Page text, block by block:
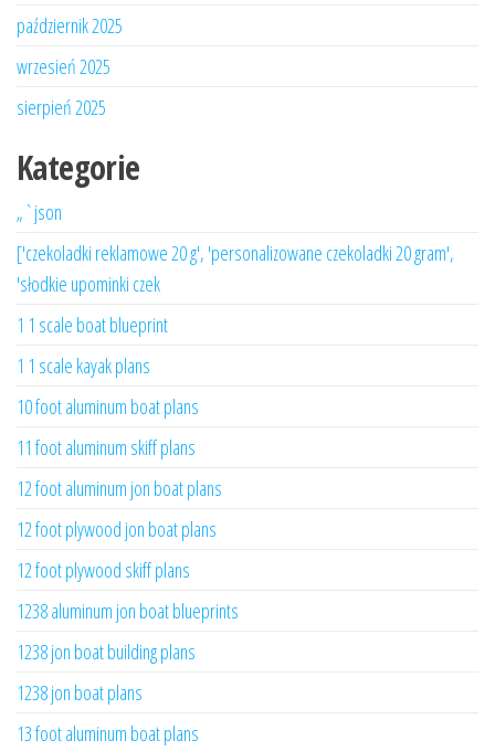
październik 2025
wrzesień 2025
sierpień 2025
Kategorie
„`json
['czekoladki reklamowe 20 g', 'personalizowane czekoladki 20 gram',
'słodkie upominki czek
1 1 scale boat blueprint
1 1 scale kayak plans
10 foot aluminum boat plans
11 foot aluminum skiff plans
12 foot aluminum jon boat plans
12 foot plywood jon boat plans
12 foot plywood skiff plans
1238 aluminum jon boat blueprints
1238 jon boat building plans
1238 jon boat plans
13 foot aluminum boat plans